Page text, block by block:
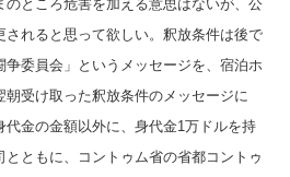
のところ危害を加える意思はないが、公
れると思って欲しい。釈放条件は後で
委員会」というメッセージを、宿泊ホ
受け取った釈放条件のメッセージに
代金の金額以外に、身代金1万ドルを持
とともに、コントゥム省の省都コントゥ